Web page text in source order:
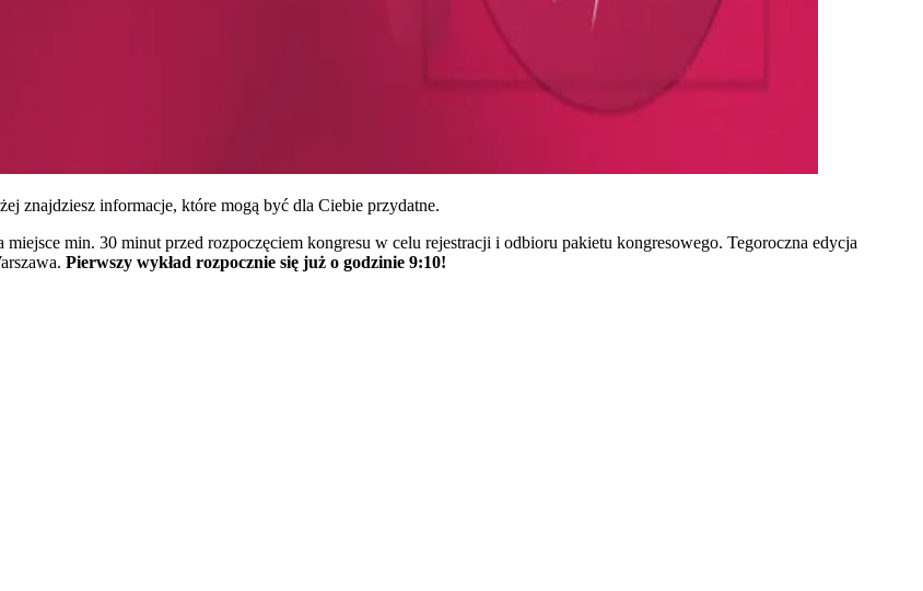
znajdziesz informacje, które mogą być dla Ciebie przydatne.
min. 30 minut przed rozpoczęciem kongresu w celu rejestracji i odbioru pakietu kongresowego. Tegoroczna edycja
Pierwszy wykład rozpocznie się już o godzinie 9:10!